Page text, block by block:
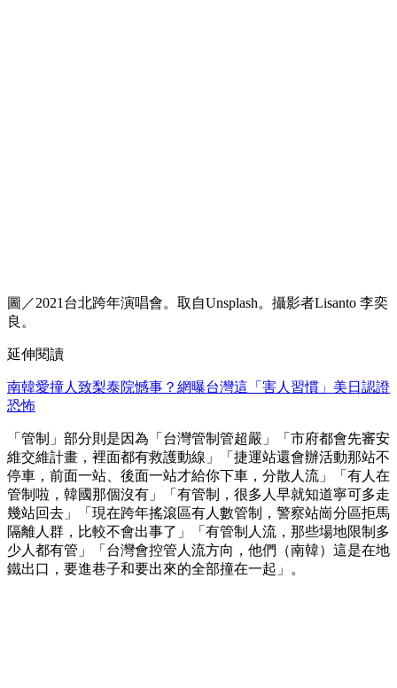
圖／2021台北跨年演唱會。取自Unsplash。攝影者Lisanto 李奕
良。
延伸閱讀
南韓愛撞人致梨泰院憾事？網曝台灣這「害人習慣」美日認證
恐怖
「管制」部分則是因為「台灣管制管超嚴」「市府都會先審安
維交維計畫，裡面都有救護動線」「捷運站還會辦活動那站不
停車，前面一站、後面一站才給你下車，分散人流」「有人在
管制啦，韓國那個沒有」「有管制，很多人早就知道寧可多走
幾站回去」「現在跨年搖滾區有人數管制，警察站崗分區拒馬
隔離人群，比較不會出事了」「有管制人流，那些場地限制多
少人都有管」「台灣會控管人流方向，他們（南韓）這是在地
鐵出口，要進巷子和要出來的全部撞在一起」。